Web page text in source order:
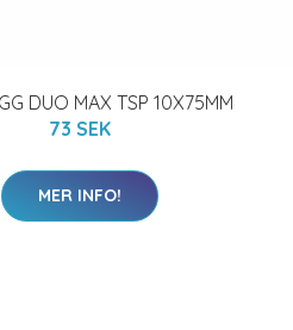
DUO MAX TSP 10X75MM
73 SEK
MER INFO!